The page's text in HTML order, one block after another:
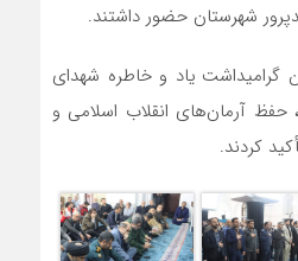
شهرستان حضور داشتند.
گرامیداشت یاد و خاطره شهدای
حفظ آرمان‌های انقلاب اسلامی و
کردند.